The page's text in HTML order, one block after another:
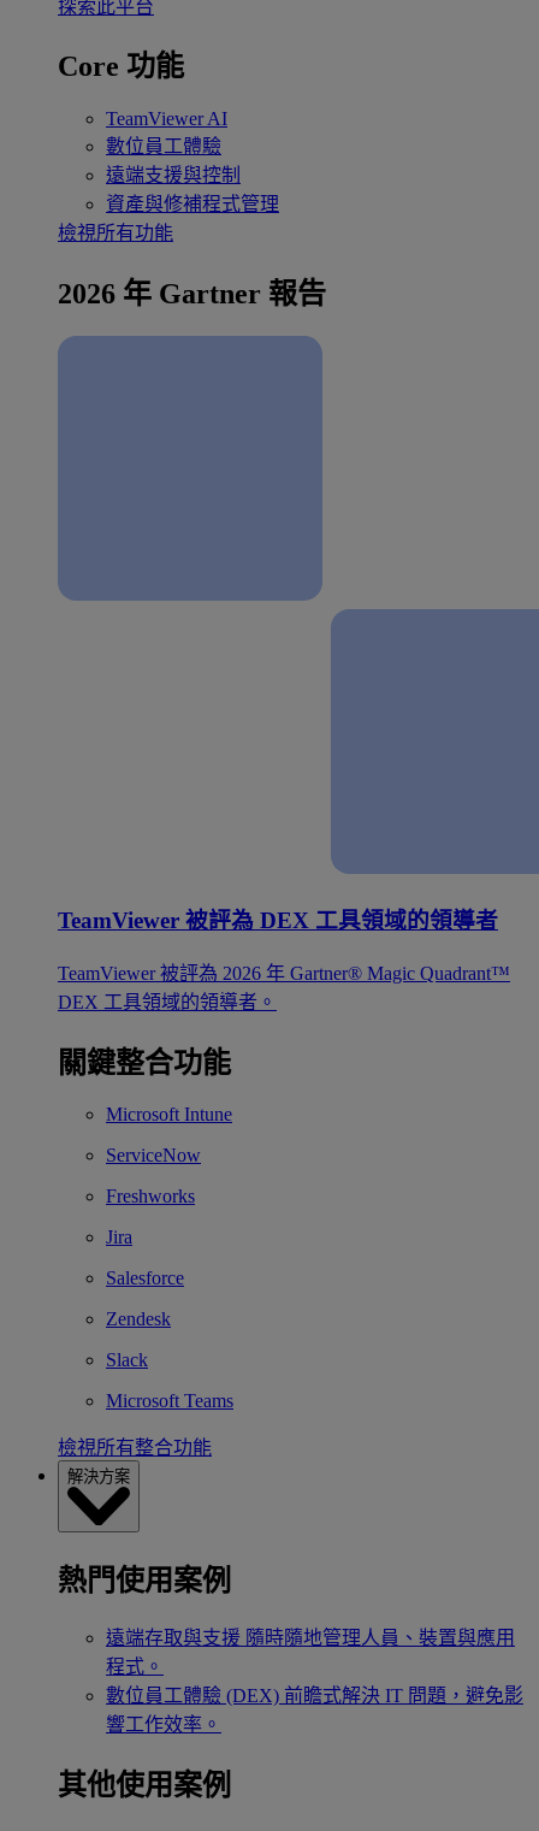
探索此平台
Core 功能
TeamViewer AI
數位員工體驗
遠端支援與控制
資產與修補程式管理
檢視所有功能
2026 年 Gartner 報告
TeamViewer 被評為 DEX 工具領域的領導者
TeamViewer 被評為 2026 年 Gartner® Magic Quadrant™
DEX 工具領域的領導者。
關鍵整合功能
Microsoft Intune
ServiceNow
Freshworks
Jira
Salesforce
Zendesk
Slack
Microsoft Teams
檢視所有整合功能
解決方案
熱門使用案例
遠端存取與支援 隨時隨地管理人員、裝置與應用
程式。
數位員工體驗 (DEX) 前瞻式解決 IT 問題，避免影
響工作效率。
其他使用案例